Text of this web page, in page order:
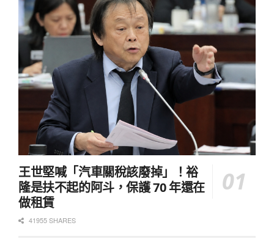
王世堅喊「汽車關稅該廢掉」！裕
隆是扶不起的阿斗，保護 70 年還在
做租賃
41955 SHARES